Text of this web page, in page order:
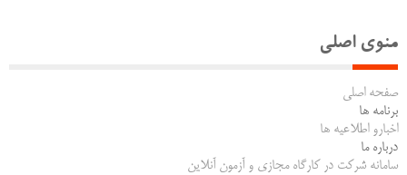
منوی اصلی
صفحه اصلی
برنامه ها
اخبارو اطلاعیه ها
درباره ما
سامانه شرکت در کارگاه مجازی و آزمون آنلاین